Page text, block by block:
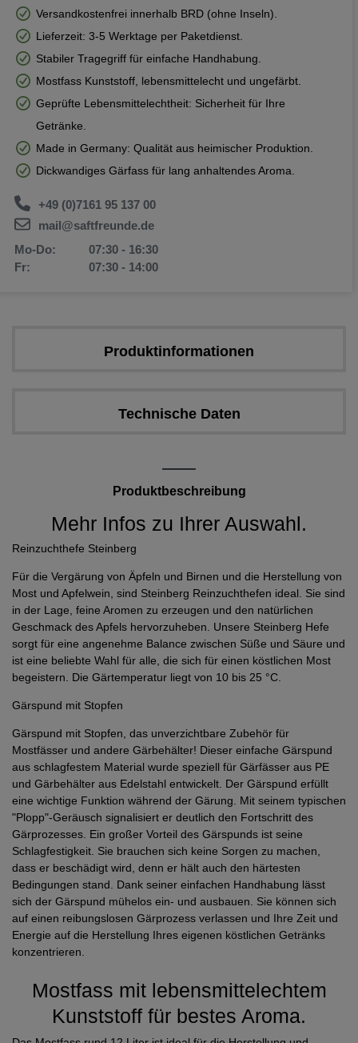
Versandkostenfrei innerhalb BRD (ohne Inseln).
Lieferzeit: 3-5 Werktage per Paketdienst.
Stabiler Tragegriff für einfache Handhabung.
Mostfass Kunststoff, lebensmittelecht und ungefärbt.
Geprüfte Lebensmittelechtheit: Sicherheit für Ihre
Getränke.
Made in Germany: Qualität aus heimischer Produktion.
Dickwandiges Gärfass für lang anhaltendes Aroma.
+49 (0)7161 95 137 00
mail@saftfreunde.de
Mo-Do:
07:30 - 16:30
Fr:
07:30 - 14:00
Produktinformationen
Technische Daten
Produktbeschreibung
Mehr Infos zu Ihrer Auswahl.
Reinzuchthefe Steinberg
Für die Vergärung von Äpfeln und Birnen und die Herstellung von
Most und Apfelwein, sind Steinberg Reinzuchthefen ideal. Sie sind
in der Lage, feine Aromen zu erzeugen und den natürlichen
Geschmack des Apfels hervorzuheben. Unsere Steinberg Hefe
sorgt für eine angenehme Balance zwischen Süße und Säure und
ist eine beliebte Wahl für alle, die sich für einen köstlichen Most
begeistern. Die Gärtemperatur liegt von 10 bis 25 °C.
Gärspund mit Stopfen
Gärspund mit Stopfen, das unverzichtbare Zubehör für
Mostfässer und andere Gärbehälter! Dieser einfache Gärspund
aus schlagfestem Material wurde speziell für Gärfässer aus PE
und Gärbehälter aus Edelstahl entwickelt. Der Gärspund erfüllt
eine wichtige Funktion während der Gärung. Mit seinem typischen
"Plopp"-Geräusch signalisiert er deutlich den Fortschritt des
Gärprozesses. Ein großer Vorteil des Gärspunds ist seine
Schlagfestigkeit. Sie brauchen sich keine Sorgen zu machen,
dass er beschädigt wird, denn er hält auch den härtesten
Bedingungen stand. Dank seiner einfachen Handhabung lässt
sich der Gärspund mühelos ein- und ausbauen. Sie können sich
auf einen reibungslosen Gärprozess verlassen und Ihre Zeit und
Energie auf die Herstellung Ihres eigenen köstlichen Getränks
konzentrieren.
Mostfass mit lebensmittelechtem
Kunststoff für bestes Aroma.